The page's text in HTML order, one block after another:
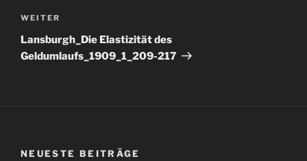
Nächster
Beitrag
WEITER
Lansburgh_Die Elastizität des
Geldumlaufs_1909_1_209-217
NEUESTE BEITRÄGE